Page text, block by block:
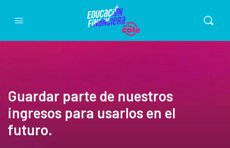
Guardar parte de nuestros
ingresos para usarlos en el
futuro.